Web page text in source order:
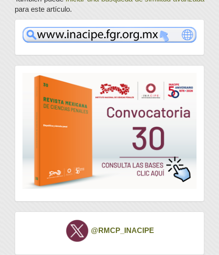
para este artículo.
www
convocatoria
Twitter @RMCP_INACIPE